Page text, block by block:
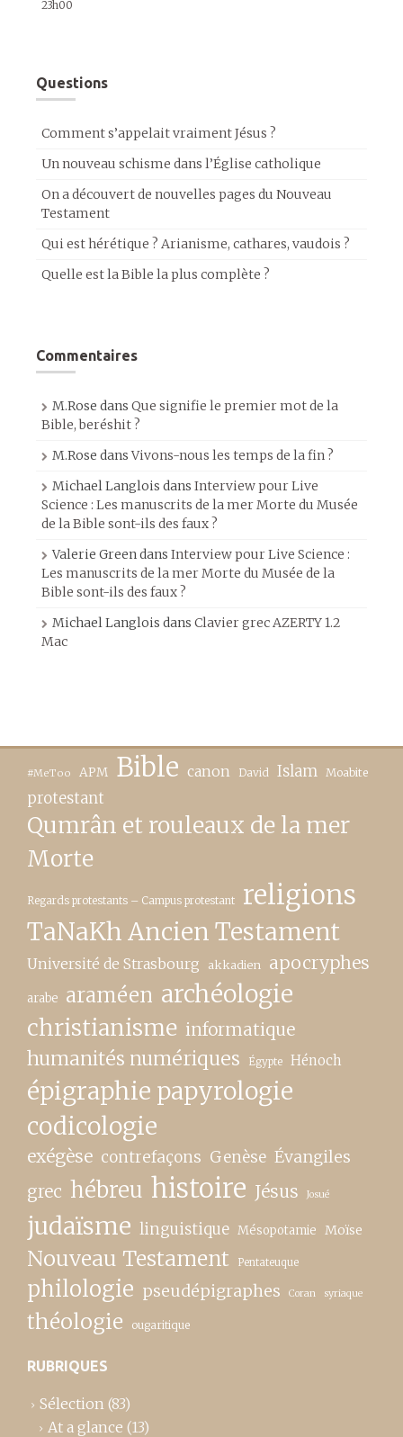
23h00
Questions
Comment s’appelait vraiment Jésus ?
Un nouveau schisme dans l’Église catholique
On a découvert de nouvelles pages du Nouveau
Testament
Qui est hérétique ? Arianisme, cathares, vaudois ?
Quelle est la Bible la plus complète ?
Commentaires
M.Rose dans Que signifie le premier mot de la
Bible, beréshit ?
M.Rose dansVivons-nous les temps de la fin ?
Michael Langlois dans Interview pour Live
Science : Les manuscrits de la mer Morte du Musée
de la Bible sont-ils des faux ?
Valerie Greendans Interview pour Live Science :
Les manuscrits de la mer Morte du Musée de la
Bible sont-ils des faux ?
Michael Langlois dans Clavier grec AZERTY 1.2
Mac
#MeToo APM Bible canon David Islam Moabite
protestant
Qumrân et rouleaux de la mer
Morte
Regards protestants – Campus protestant religions
TaNaKh Ancien Testament
Université de Strasbourg akkadien apocryphes
arabe araméen archéologie
christianisme informatique
humanités numériques Égypte Hénoch
épigraphie papyrologie
codicologie
exégèse contrefaçons Genèse Évangiles
grec hébreu histoire Jésus Josué
judaïsme linguistique Mésopotamie Moïse
Nouveau Testament Pentateuque
philologie pseudépigraphes Coran syriaque
théologie ougaritique
RUBRIQUES
Sélection (83)
At a glance (13)